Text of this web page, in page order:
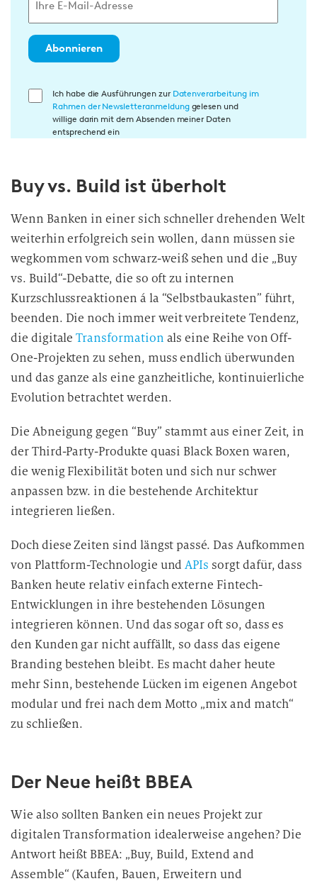
Abonnieren
E
l
i
g
u
n
i
n
d
i
e
D
t
e
n
e
r
a
b
e
i
t
u
n
g
Ich habe die Ausführungen zur Datenverarbeitung im
Rahmen der Newsletteranmeldunggelesen und
willige darin mit dem Absenden meiner Daten
entsprechend ein
Buy vs. Build ist überholt
Wenn Banken in einer sich schneller drehenden Welt
weiterhin erfolgreich sein wollen, dann müssen sie
wegkommen vom schwarz-weiß sehen und die „Buy
vs. Build“-Debatte, die so oft zu internen
Kurzschlussreaktionen á la “Selbstbaukasten” führt,
beenden. Die noch immer weit verbreitete Tendenz,
die digitaleTransformation als eine Reihe von Off-
One-Projekten zu sehen, muss endlich überwunden
und das ganze als eine ganzheitliche, kontinuierliche
Evolution betrachtet werden.
Die Abneigung gegen “Buy” stammt aus einer Zeit, in
der Third-Party-Produkte quasi Black Boxen waren,
die wenig Flexibilität boten und sich nur schwer
anpassen bzw. in die bestehende Architektur
integrieren ließen.
Doch diese Zeiten sind längst passé. Das Aufkommen
von Plattform-Technologie undAPIs sorgt dafür, dass
Banken heute relativ einfach externe Fintech-
Entwicklungen in ihre bestehenden Lösungen
integrieren können. Und das sogar oft so, dass es
den Kunden gar nicht auffällt, so dass das eigene
Branding bestehen bleibt. Es macht daher heute
mehr Sinn, bestehende Lücken im eigenen Angebot
modular und frei nach dem Motto „mix and match“
zu schließen.
Der Neue heißt BBEA
Wie also sollten Banken ein neues Projekt zur
digitalen Transformation idealerweise angehen? Die
Antwort heißt BBEA: „Buy, Build, Extend and
Assemble“ (Kaufen, Bauen, Erweitern und